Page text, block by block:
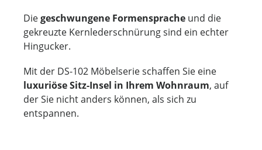
Diegeschwungene Formensprache und die
gekreuzte Kernlederschnürung sind ein echter
Hingucker.
Mit der DS-102 Möbelserie schaffen Sie eine
luxuriöse Sitz-Insel in Ihrem Wohnraum, auf
der Sie nicht anders können, als sich zu
entspannen.